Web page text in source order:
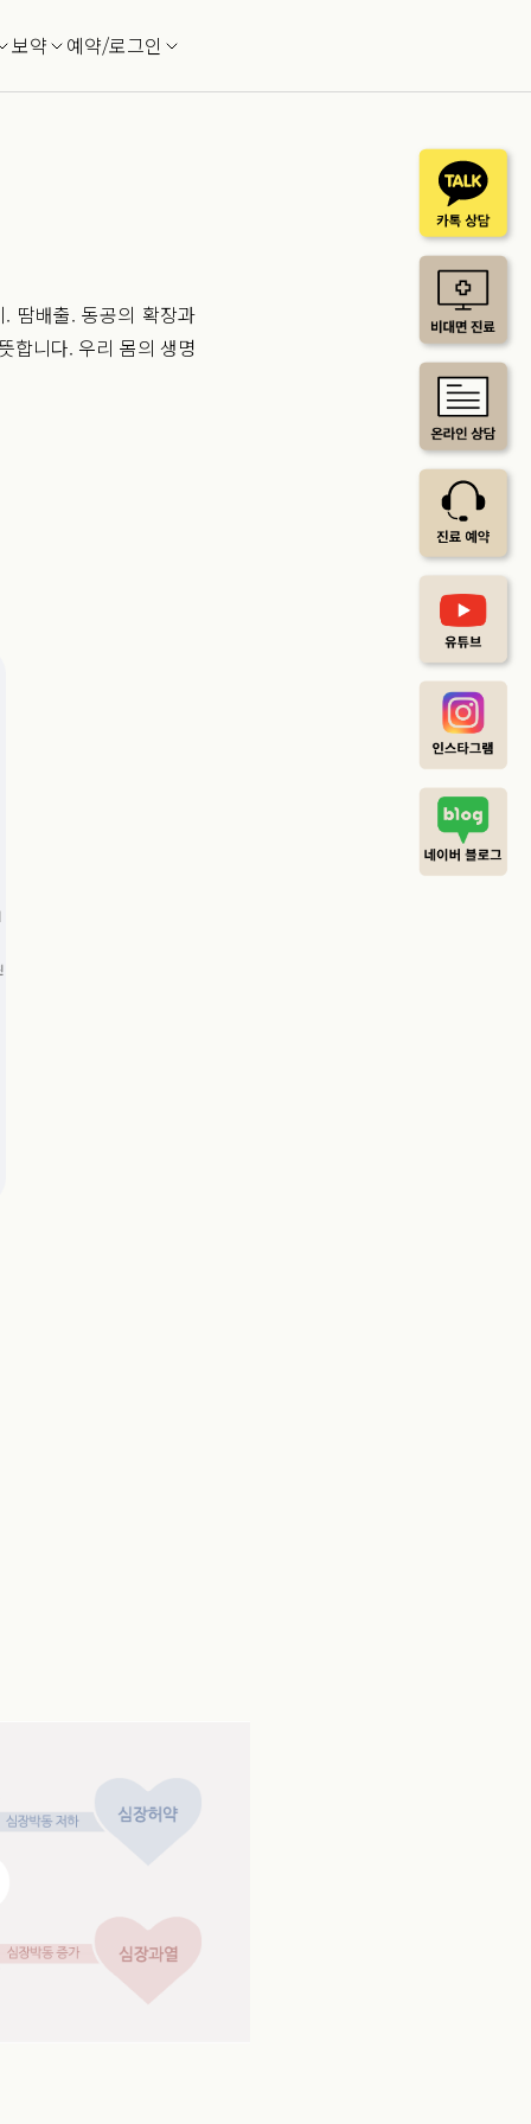
보약 예약/로그인
땀배출. 동공의 확장과
합니다. 우리 몸의 생명